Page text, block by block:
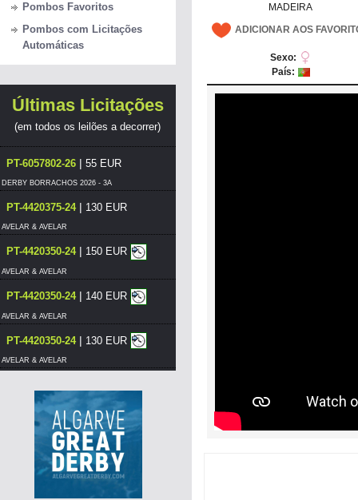
Pombos Favoritos
Pombos com Licitações
Automáticas
Últimas Licitações
(em todos os leilões a decorrer)
PT-6057802-26 | 55 EUR
DERBY BORRACHOS 2026 - 3A
PT-4420375-24| 130 EUR
AVELAR & AVELAR
PT-4420350-24| 150 EUR
AVELAR & AVELAR
PT-4420350-24| 140 EUR
AVELAR & AVELAR
PT-4420350-24| 130 EUR
AVELAR & AVELAR
AVELAR & AVELAR
DE-25-03083-424|55 EUR
AGD WINTER RACE 2026 - 13A
PT-4420376-24|120 EUR
MADEIRA
ADICIONAR AOS
Sexo:
País: